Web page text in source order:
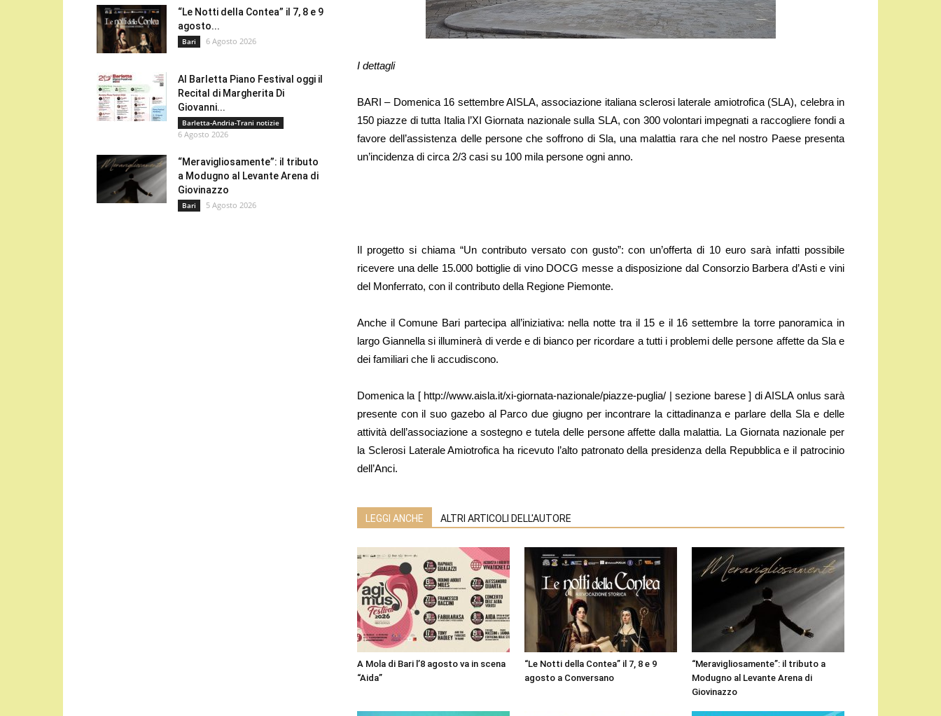
I dettagli
BARI – Domenica 16 settembre AISLA, associazione italiana sclerosi laterale amiotrofica (SLA), celebra in
150 piazze di tutta Italia l’XI Giornata nazionale sulla SLA, con 300 volontari impegnati a raccogliere fondi a
favore dell’assistenza delle persone che soffrono di Sla, una malattia rara che nel nostro Paese presenta
un’incidenza di circa 2/3 casi su 100 mila persone ogni anno.
Il progetto si chiama “Un contributo versato con gusto”: con un’offerta di 10 euro sarà infatti possibile
ricevere una delle 15.000 bottiglie di vino DOCG messe a disposizione dal Consorzio Barbera d’Asti e vini
del Monferrato, con il contributo della Regione Piemonte.
Anche il Comune Bari partecipa all’iniziativa: nella notte tra il 15 e il 16 settembre la torre panoramica in
largo Giannella si illuminerà di verde e di bianco per ricordare a tutti i problemi delle persone affette da Sla e
dei familiari che li accudiscono.
Domenica la [ http://www.aisla.it/xi-giornata-nazionale/piazze-puglia/ | sezione barese ] di AISLA onlus sarà
presente con il suo gazebo al Parco due giugno per incontrare la cittadinanza e parlare della Sla e delle
attività dell’associazione a sostegno e tutela delle persone affette dalla malattia. La Giornata nazionale per
la Sclerosi Laterale Amiotrofica ha ricevuto l’alto patronato della presidenza della Repubblica e il patrocinio
dell’Anci.
LEGGI ANCHE ALTRI ARTICOLI DELL'AUTORE
A Mola di Bari l’8 agosto va in scena
“Aida”
“Le Notti della Contea” il 7, 8 e 9
agosto a Conversano
“Meravigliosamente”: il tributo a
Modugno al Levante Arena di
Giovinazzo
“Le Notti della Contea” il 7, 8 e 9
agosto...
Bari 6 Agosto 2026
Al Barletta Piano Festival oggi il
Recital di Margherita Di
Giovanni...
Barletta-Andria-Trani notizie
6 Agosto 2026
“Meravigliosamente”: il tributo
a Modugno al Levante Arena di
Giovinazzo
Bari 5 Agosto 2026